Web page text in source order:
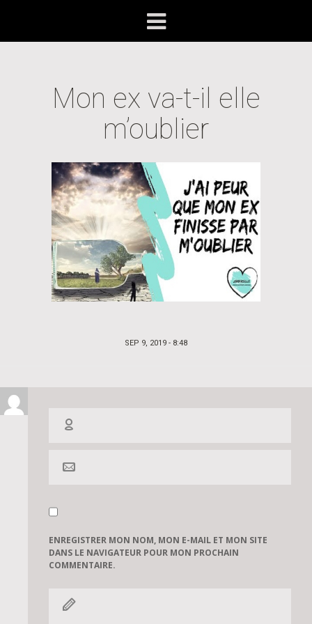
Mon ex va-t-il elle
m’oublier
POSTED
SEP 9, 2019 - 8:48
ENREGISTRER MON NOM, MON E-MAIL ET MON SITE
DANS LE NAVIGATEUR POUR MON PROCHAIN
COMMENTAIRE.